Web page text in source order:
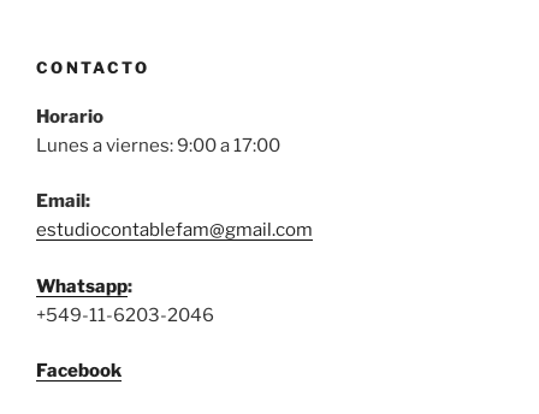
CONTACTO
Horario
Lunes a viernes: 9:00 a 17:00
Email:
estudiocontablefam@gmail.com
Whatsapp:
+549-11-6203-2046
Facebook